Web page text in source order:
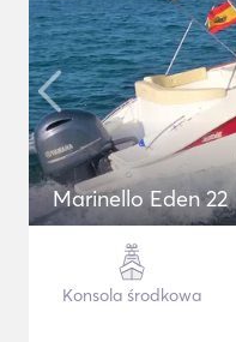
Marinello Eden 22
Konsola środkowa